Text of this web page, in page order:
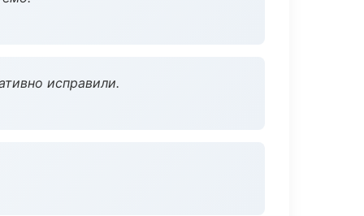
исправили.